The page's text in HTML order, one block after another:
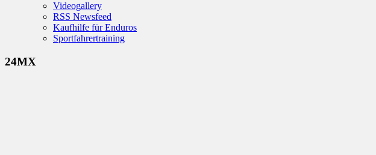
Videogallery
RSS Newsfeed
Kaufhilfe für Enduros
Sportfahrertraining
24MX